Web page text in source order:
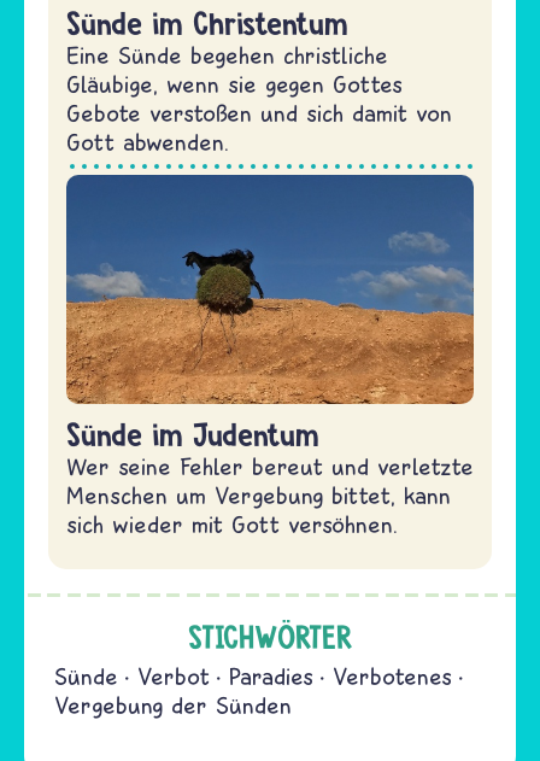
Sünde im Christentum
Eine Sünde begehen christliche
Gläubige, wenn sie gegen Gottes
Gebote verstoßen und sich damit von
Gott abwenden.
Sünde im Judentum
Wer seine Fehler bereut und verletzte
Menschen um Vergebung bittet, kann
sich wieder mit Gott versöhnen.
STICHWÖRTER
Sünde Verbot Paradies
Verbotenes
Vergebung der Sünden